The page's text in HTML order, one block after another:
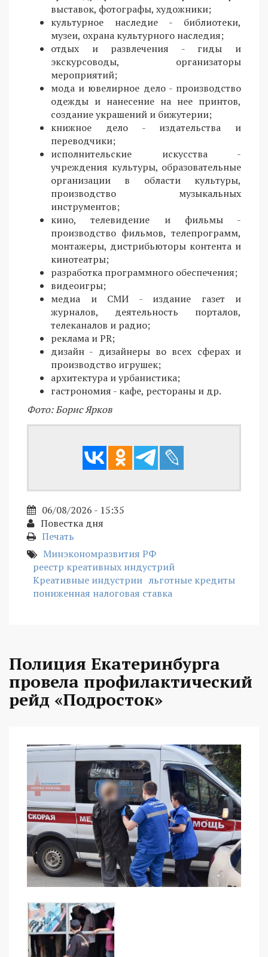
выставок, фотографы, художники;
культурное наследие - библиотеки,
музеи, охрана культурного наследия;
отдых и развлечения - гиды и
экскурсоводы, организаторы
мероприятий;
мода и ювелирное дело - производство
одежды и нанесение на нее принтов,
создание украшений и бижутерии;
книжное дело - издательства и
переводчики;
исполнительские искусства -
учреждения культуры, образовательные
организации в области культуры,
производство музыкальных
инструментов;
кино, телевидение и фильмы -
производство фильмов, телепрограмм,
монтажеры, дистрибьюторы контента и
кинотеатры;
разработка программного обеспечения;
видеоигры;
медиа и СМИ - издание газет и
журналов, деятельность порталов,
телеканалов и радио;
реклама и PR;
дизайн - дизайнеры во всех сферах и
производство игрушек;
архитектура и урбанистика;
гастрономия - кафе, рестораны и др.
Фото: Борис Ярков
06/08/2026 - 15:35
Повестка дня
Печать
Минэкономразвития РФ
реестр креативных индустрий
Креативные индустрии льготные кредиты
пониженная налоговая ставка
Полиция Екатеринбурга
провела профилактический
рейд «Подросток»